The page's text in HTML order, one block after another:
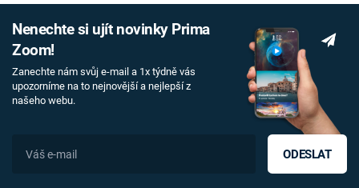
Nenechte si ujít novinky Prima
Zoom!
Zanechte nám svůj e-mail a 1x týdně vás
upozorníme na to nejnovější a nejlepší z
našeho webu.
ODESLAT